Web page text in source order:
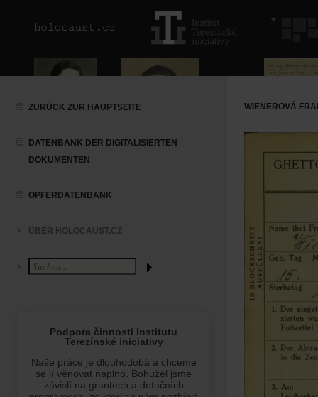
ZURÜCK ZUR HAUPTSEITE
DATENBANK DER DIGITALISIERTEN
DOKUMENTEN
OPFERDATENBANK
ÜBER HOLOCAUST.CZ
WIENEROVÁ